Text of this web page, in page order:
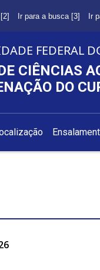
Ir para a busca [3] Ir
FEDERAL
CIÊNCIAS
DO